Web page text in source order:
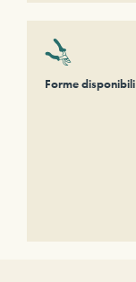
Forme disponibili